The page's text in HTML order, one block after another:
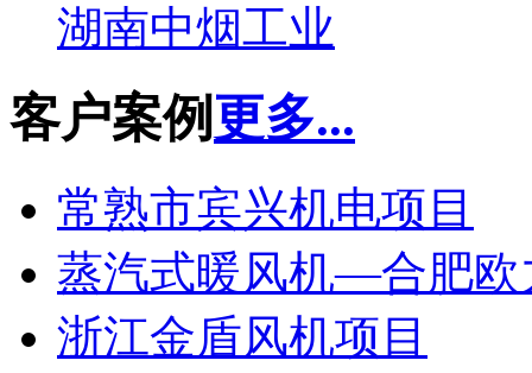
湖南中烟工业
客户案例 更多...
常熟市宾兴机电项目
蒸汽式暖风机—合肥欧
浙江金盾风机项目